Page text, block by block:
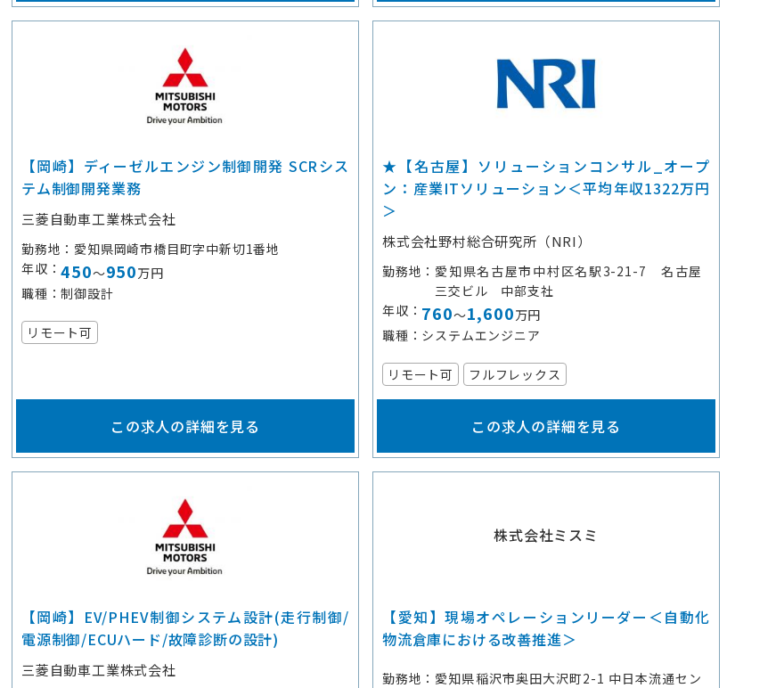
【岡崎】ディーゼルエンジン制御開発 SCRシス
テム制御開発業務
三菱自動車工業株式会社
勤務地
愛知県岡崎市橋目町字中新切1番地
年収
450～950万円
職種
制御設計
リモート可
この求人の詳細を見る
★【名古屋】ソリューションコンサル_オープ
ン：産業ITソリューション＜平均年収1322万円
＞
株式会社野村総合研究所（NRI）
勤務地
愛知県名古屋市中村区名駅3-21-7 名古屋
三交ビル 中部支社
年収
760～1,600万円
職種
システムエンジニア
リモート可 フルフレックス
この求人の詳細を見る
【岡崎】EV/PHEV制御システム設計(走行制御/
電源制御/ECUハード/故障診断の設計)
三菱自動車工業株式会社
株式会社ミスミ
【愛知】現場オペレーションリーダー＜自動化
物流倉庫における改善推進＞
勤務地
愛知県稲沢市奥田大沢町2-1 中日本流通セン